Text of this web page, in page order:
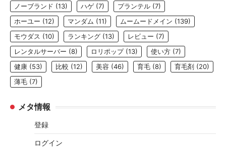
ノーブランド (13) ハゲ (7) プランテル (7)
ホーユー (12) マンダム (11) ムームードメイン (139)
モウダス (10) ランキング (13) レビュー (7)
レンタルサーバー (8) ロリポップ(13) 使い方 (7)
健康 (53) 比較 (12) 美容 (46) 育毛 (8) 育毛剤 (20)
薄毛 (7)
メタ情報
登録
ログイン